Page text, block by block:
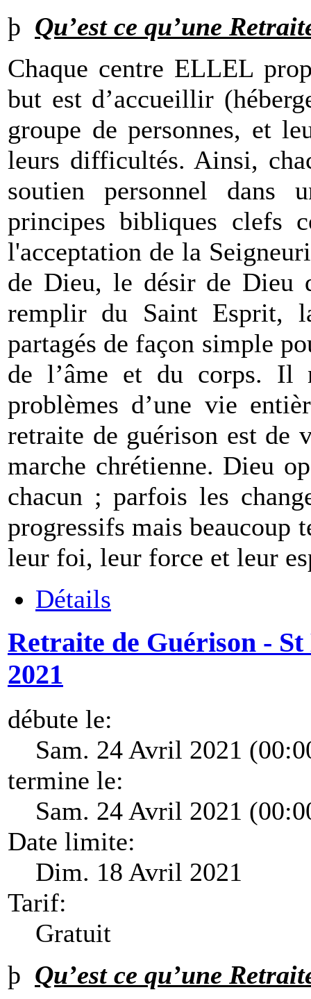
þ Qu’est ce qu’une
Chaque centre ELLEL
but est d’accueillir
groupe de personnes, et
leurs difficultés. Ainsi,
soutien personnel dans
principes bibliques clefs
l'acceptation de la
de Dieu, le désir de Dieu
remplir du Saint Esprit,
partagés de façon simple
de l’âme et du corps. Il
problèmes d’une vie
retraite de guérison est de
marche chrétienne. Dieu
chacun ; parfois les
progressifs mais beaucoup
leur foi, leur force et leur
Détails
Retraite de Guérison -
2021
débute le:
Sam. 24 Avril 2021
termine le:
Sam. 24 Avril 2021
Date limite:
Dim. 18 Avril 2021
Tarif:
Gratuit
þ Qu’est ce qu’une